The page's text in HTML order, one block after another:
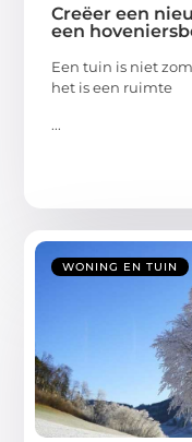
Creëer een
een
Een tuin is niet
het is een ruimte
...
WONING EN TUIN